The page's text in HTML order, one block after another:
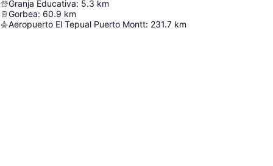
Granja Educativa: 5.3 km
Gorbea: 60.9 km
Aeropuerto El Tepual Puerto Montt: 231.7 km